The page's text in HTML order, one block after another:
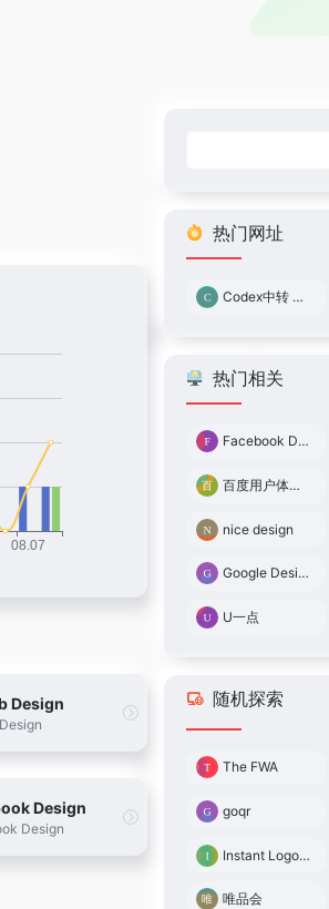
Design
Design
Design
热门网址
Codex中转 0.05倍率
热门相关
Facebook Design
百度用户体验中心
nice design
Google Design
U一点
随机探索
The FWA
goqr
Instant Logo Search
唯品会